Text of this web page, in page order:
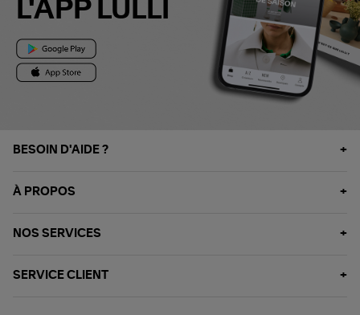
L'APP LULLI
BESOIN D'AIDE ?
À PROPOS
NOS SERVICES
SERVICE CLIENT